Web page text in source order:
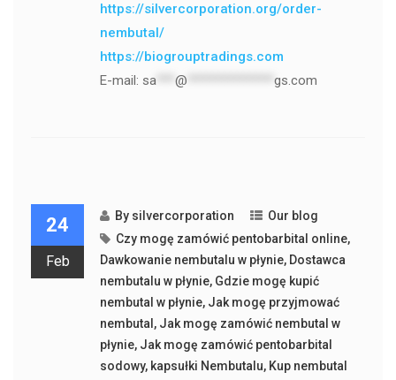
https://silvercorporation.org/order-
nembutal/
https://biogrouptradings.com
E-mail: sa*** @ gs.com
24
Feb
By silvercorporation
Our blog
Czy mogę zamówić pentobarbital online,
Dawkowanie nembutalu w płynie, Dostawca
nembutalu w płynie, Gdzie mogę kupić
nembutal w płynie, Jak mogę przyjmować
nembutal , Jak mogę zamówić nembutal w
płynie, Jak mogę zamówić pentobarbital
sodowy, kapsułki Nembutalu, Kup nembutal